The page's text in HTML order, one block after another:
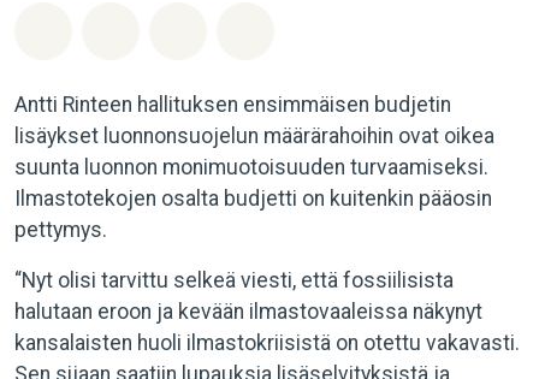
Antti Rinteen hallituksen ensimmäisen budjetin
lisäykset luonnonsuojelun määrärahoihin ovat oikea
suunta luonnon monimuotoisuuden turvaamiseksi.
Ilmastotekojen osalta budjetti on kuitenkin pääosin
pettymys.
“Nyt olisi tarvittu selkeä viesti, että fossiilisista
halutaan eroon ja kevään ilmastovaaleissa näkynyt
kansalaisten huoli ilmastokriisistä on otettu vakavasti.
Sen sijaan saatiin lupauksia lisäselvityksistä ja